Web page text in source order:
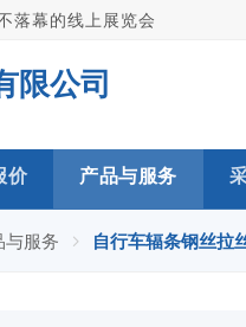
幕的线上展览会
限公司
价 产品与服务
与服务 自行车辐条钢丝拉